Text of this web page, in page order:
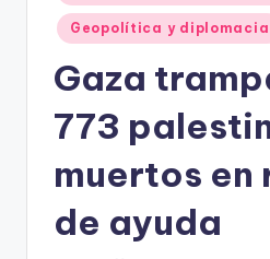
Geopolítica y diplomacia
Gaza
773
muertos
de ayuda